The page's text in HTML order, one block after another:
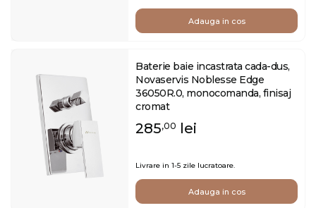
Adauga in cos
Baterie baie incastrata cada-dus,
Novaservis Noblesse Edge
36050R.0, monocomanda, finisaj
cromat
285,00 lei
Livrare in 1-5 zile lucratoare.
Adauga in cos